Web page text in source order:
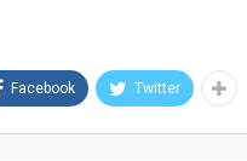
Facebook Twitter